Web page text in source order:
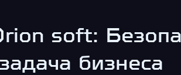
soft:
бизнеса